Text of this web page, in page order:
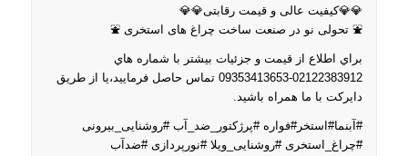
💎💎کیفیت عالی و قیمت رقابتی💎💎
⛲️ تحولی نو در صنعت ساخت چراغ های استخری ⛲️
براي اطلاع از قيمت و جزئيات بيشتر با شماره هاي
02122383912-09353413653 تماس حاصل فرماييد،يا از طريق
دايركت با ما همراه باشيد.
#آبنما#استخر#فواره #پرژکتور_ضد_آب #روشنایی_بیرونی
#چراغ_استخری #روشنایی_ویلا #نورپردازی #ضدآب